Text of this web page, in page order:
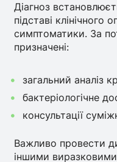
Діагноз
підставі клінічного
симптоматики. За
призначені:
загальний аналіз
бактеріологічне
консультації
Важливо провести
іншими